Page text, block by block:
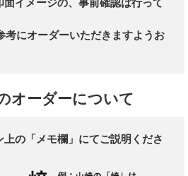
イメージの、事前確認は行って
考にオーダーいただきますようお
オーダーについて
の「メモ欄」にてご説明くださ